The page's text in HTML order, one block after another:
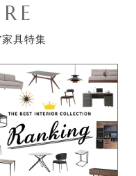
具特集